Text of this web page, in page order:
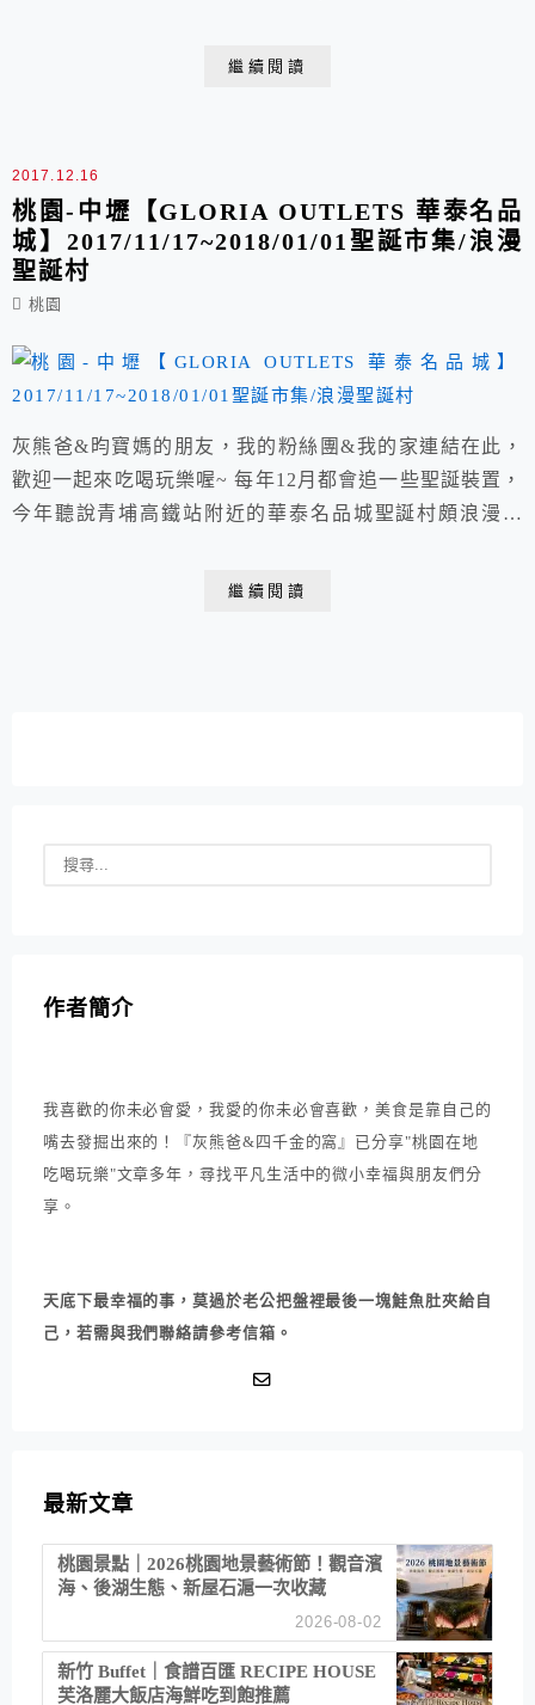
誕樹開放時間：平日11:00~19:30/假日10:00~15:00(須排
繼續閱讀
2017.12.16
桃園-中壢【GLORIA OUTLETS 華泰名品
城】2017/11/17~2018/01/01聖誕市集/浪漫
聖誕村
桃園
灰熊爸&昀寶媽的朋友，我的粉絲團&我的家連結在此，
歡迎一起來吃喝玩樂喔~ 每年12月都會追一些聖誕裝置，
今年聽說青埔高鐵站附近的華泰名品城聖誕村頗浪漫，
(附近停車場完全客滿)有傻眼。 停好車後直接跟隨人群
繼續閱讀
作者簡介
我喜歡的你未必會愛，我愛的你未必會喜歡，美食是靠自己的
嘴去發掘出來的！『灰熊爸&四千金的窩』已分享"桃園在地
吃喝玩樂"文章多年，尋找平凡生活中的微小幸福與朋友們分
享。
天底下最幸福的事，莫過於老公把盤裡最後一塊鮭魚肚夾給自
己，若需與我們聯絡請參考信箱。
最新文章
桃園景點｜2026桃園地景藝術節！觀音濱
海、後湖生態、新屋石滬一次收藏
2026-08-02
新竹 Buffet｜食譜百匯 RECIPE HOUSE
芙洛麗大飯店海鮮吃到飽推薦